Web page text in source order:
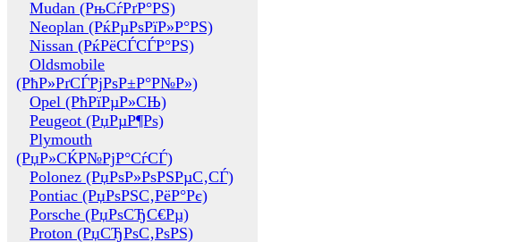
Mudan (РњСѓРґР°РЅ)
Neoplan (РќРµРѕРїР»Р°РЅ)
Nissan (РќРёСЃСЃР°РЅ)
Oldsmobile
(РћР»РґСЃРјРѕР±Р°Р№Р»)
Opel (РћРїРµР»СЊ)
Peugeot (РџРµР¶Рѕ)
Plymouth
(РџР»СЌР№РјР°СѓСЃ)
Polonez (РџРѕР»РѕРЅРµС‚СЃ)
Pontiac (РџРѕРЅС‚РёР°Рє)
Porsche (РџРѕСЂС€Рµ)
Proton (РџСЂРѕС‚РѕРЅ)